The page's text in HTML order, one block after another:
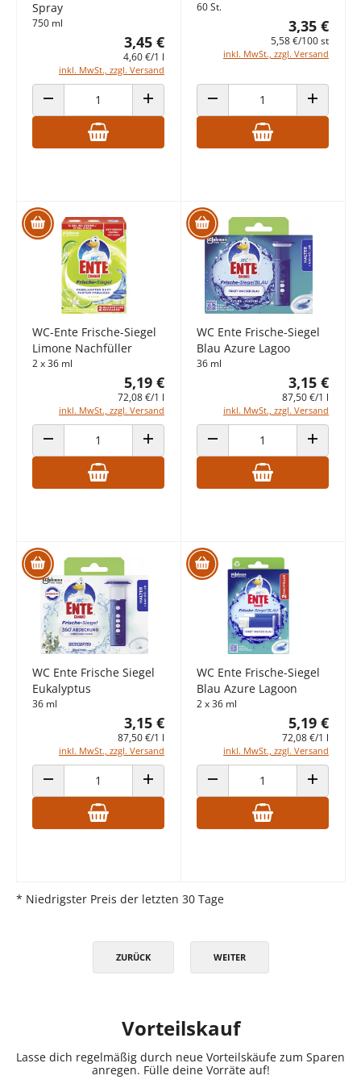
Spray
750 ml
3,45 €
4,60 €/1 l
inkl. MwSt., zzgl. Versand
ANZAHL VERRINGERN ANZAHL ERHÖHEN
60 St.
3,35 €
5,58 €/100 st
inkl. MwSt., zzgl. Versand
ANZAHL VERRINGERN ANZAHL
WC-Ente Frische-Siegel
Limone Nachfüller
2 x 36 ml
5,19 €
72,08 €/1 l
inkl. MwSt., zzgl. Versand
ANZAHL VERRINGERN ANZAHL ERHÖHEN
WC Ente Frische-Siegel
Blau Azure Lagoo
36 ml
3,15 €
87,50 €/1 l
inkl. MwSt., zzgl. Versand
ANZAHL VERRINGERN ANZAHL
WC Ente Frische Siegel
Eukalyptus
36 ml
3,15 €
87,50 €/1 l
inkl. MwSt., zzgl. Versand
ANZAHL VERRINGERN ANZAHL ERHÖHEN
WC Ente Frische-Siegel
Blau Azure Lagoon
2 x 36 ml
5,19 €
72,08 €/1 l
inkl. MwSt., zzgl. Versand
ANZAHL VERRINGERN ANZAHL
* Niedrigster Preis der letzten 30 Tage
ZURÜCK WEITER
Vorteilskauf
Lasse dich regelmäßig durch neue Vorteilskäufe zum Sparen
anregen. Fülle deine Vorräte auf!